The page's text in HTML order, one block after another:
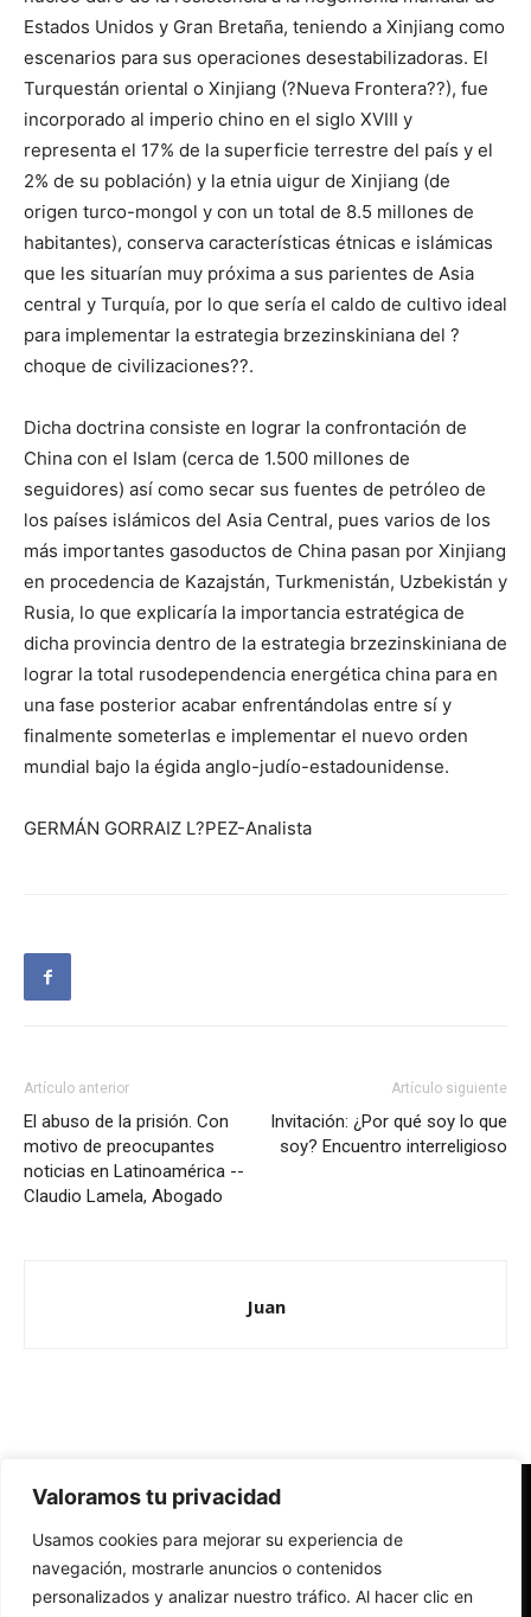
Valoramos tu privacidad
Usamos cookies para mejorar su experiencia de
navegación, mostrarle anuncios o contenidos
personalizados y analizar nuestro tráfico. Al hacer clic en
Estados Unidos y Gran Bretaña, teniendo a Xinjiang como
escenarios para sus operaciones desestabilizadoras. El
Turquestán oriental o Xinjiang (?Nueva Frontera??), fue
incorporado al imperio chino en el siglo XVIII y
representa el 17% de la superficie terrestre del país y el
2% de su población) y la etnia uigur de Xinjiang (de
origen turco-mongol y con un total de 8.5 millones de
habitantes), conserva características étnicas e islámicas
que les situarían muy próxima a sus parientes de Asia
central y Turquía, por lo que sería el caldo de cultivo ideal
para implementar la estrategia brzezinskiniana del ?
choque de civilizaciones??.
Dicha doctrina consiste en lograr la confrontación de
China con el Islam (cerca de 1.500 millones de
seguidores) así como secar sus fuentes de petróleo de
los países islámicos del Asia Central, pues varios de los
más importantes gasoductos de China pasan por Xinjiang
en procedencia de Kazajstán, Turkmenistán, Uzbekistán y
Rusia, lo que explicaría la importancia estratégica de
dicha provincia dentro de la estrategia brzezinskiniana de
lograr la total rusodependencia energética china para en
una fase posterior acabar enfrentándolas entre sí y
finalmente someterlas e implementar el nuevo orden
mundial bajo la égida anglo-judío-estadounidense.
GERMÁN GORRAIZ L?PEZ-Analista
Artículo anterior
El abuso de la prisión. Con
motivo de preocupantes
noticias en Latinoamérica --
Claudio Lamela, Abogado
Artículo siguiente
Invitación: ¿Por qué soy lo que
soy? Encuentro interreligioso
Juan
Redes Cristianas
Una mirada alternativa sobre la Iglesia católica y la sociedad
- Colectivos de Redes Cristianas